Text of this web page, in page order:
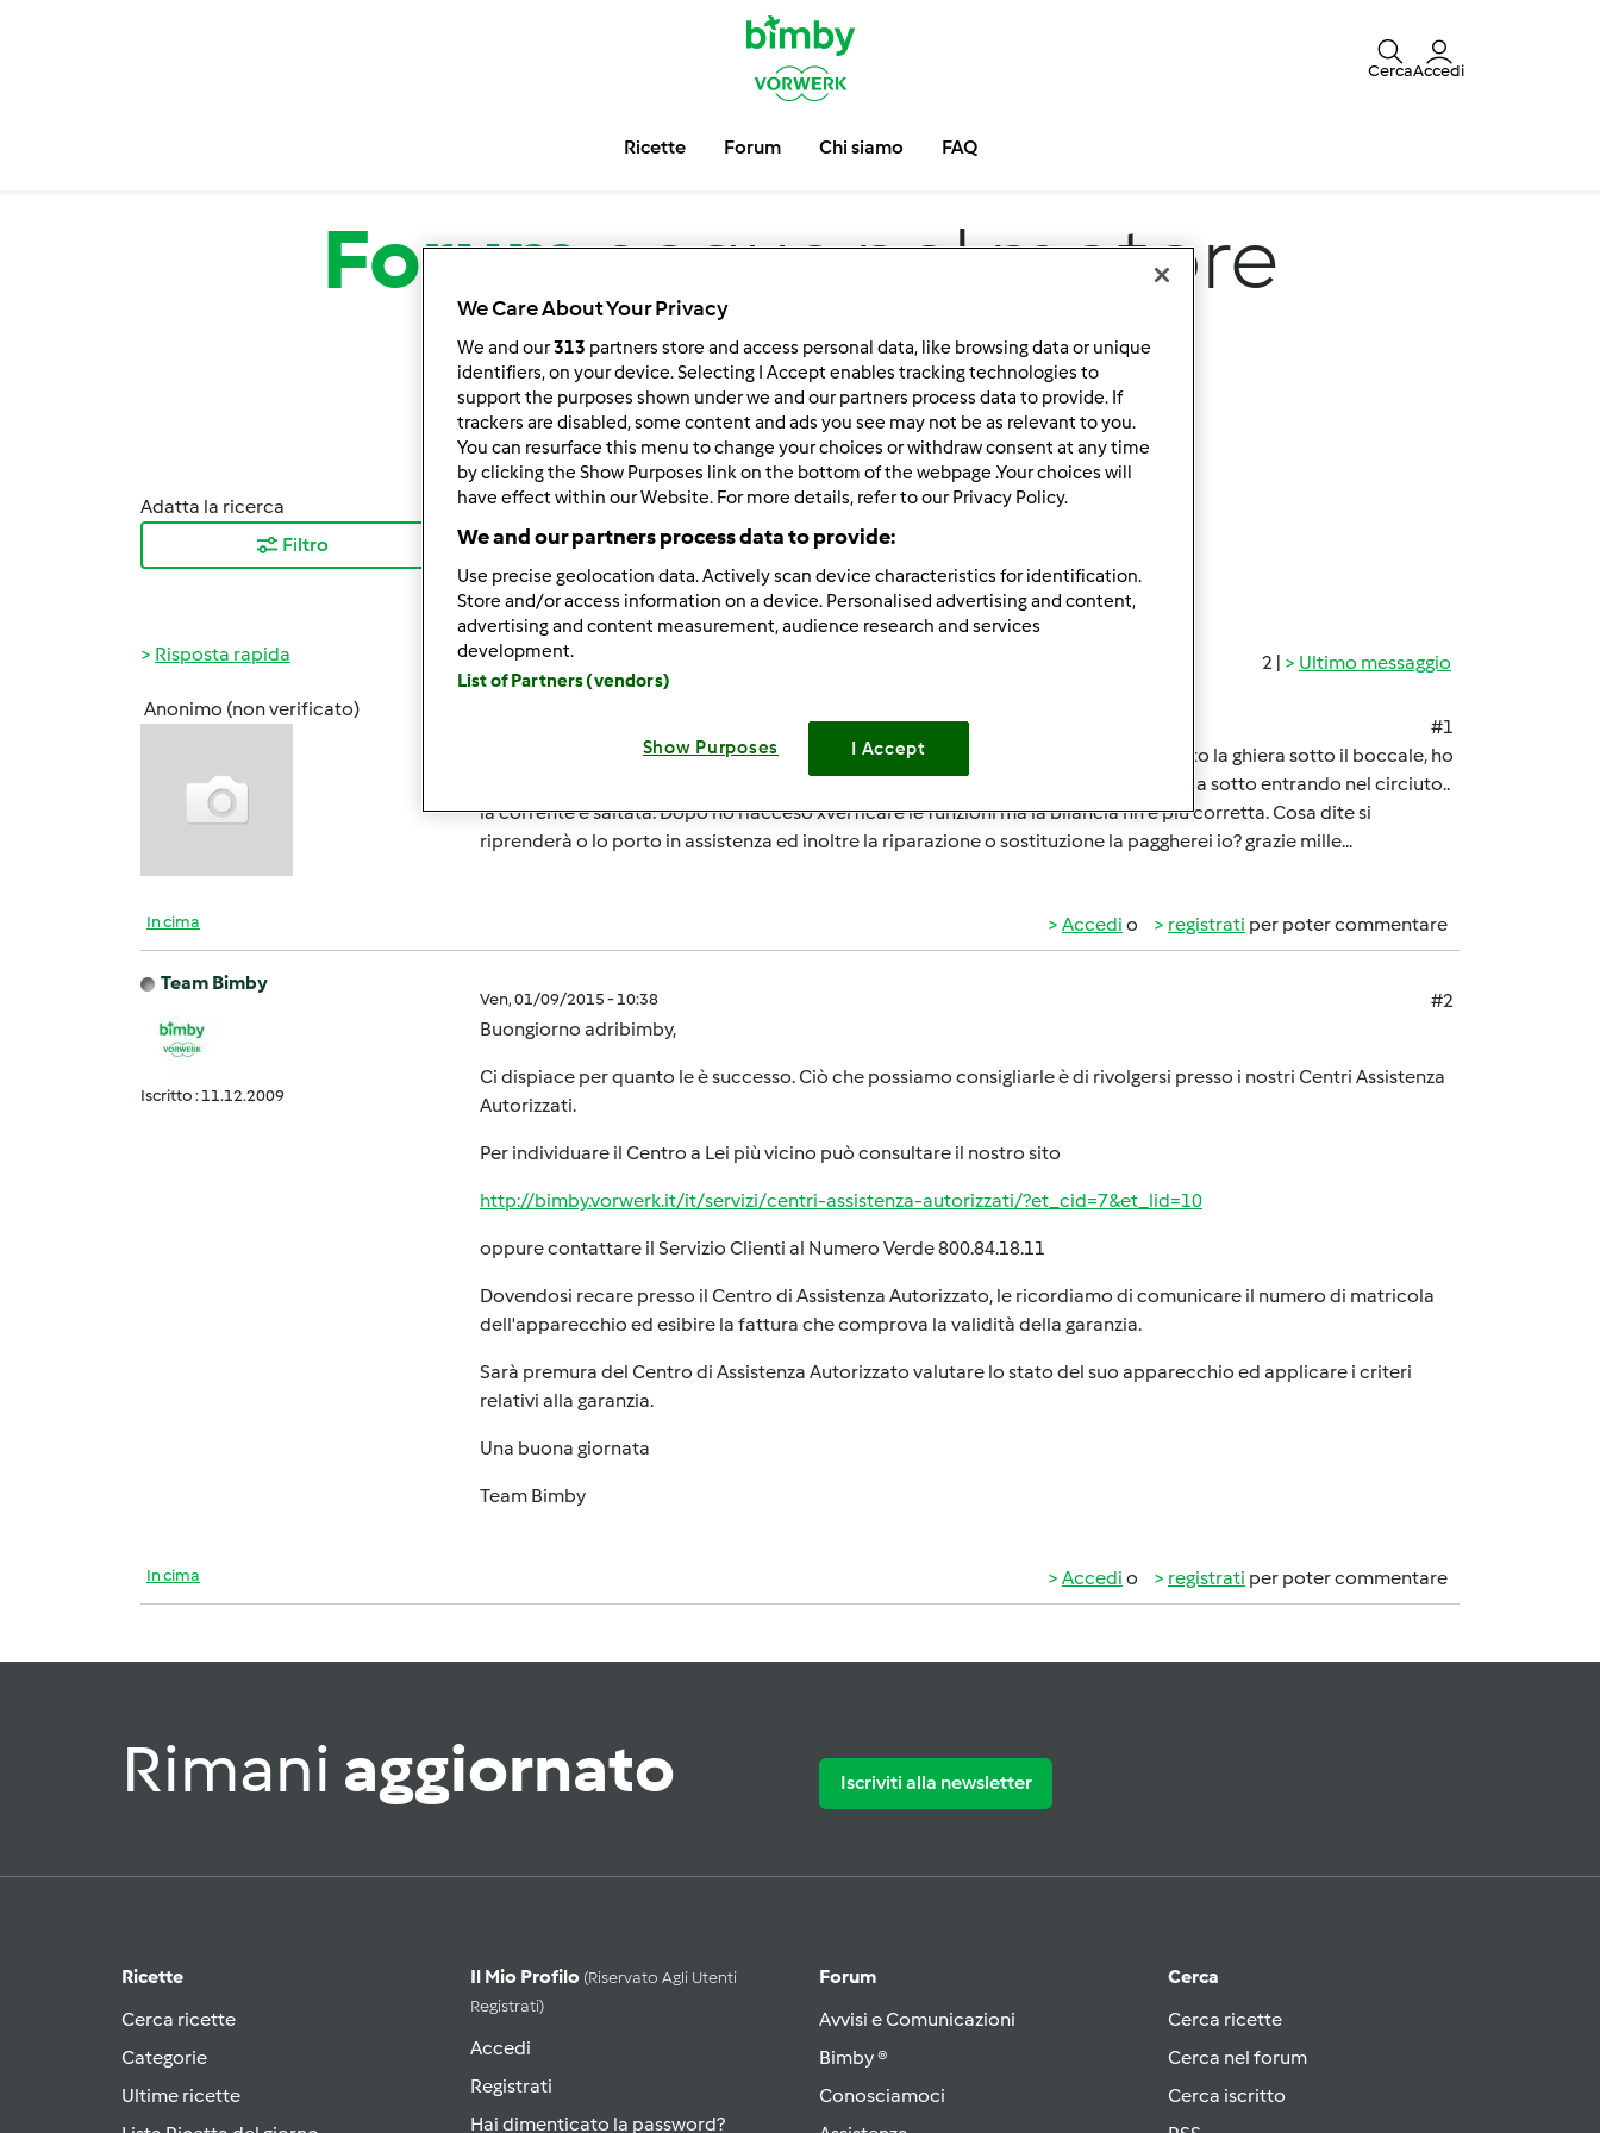
CercaAccedi
Ricette Forum Chi siamo FAQ
Forumacqua nel motore
Adatta la ricerca
Filtro
Ordina per:
I risultati più recenti
Risultati per pagina:
10
2 | Ultimo messaggio
Risposta rapida
Anonimo (non verificato)
#1
Buonasera, ho da poco il tm 5, ma stasera ho combinato un pasticcio. Non ho inserito la ghiera sotto il boccale, ho
versato dell acqua nel boccale x preparare un minestrone e spash è uscita l acqua da sotto entrando nel circiuto..
la corrente è saltata. Dopo ho riacceso xverficare le funzioni ma la bilancia nn è più corretta. Cosa dite si
riprenderà o lo porto in assistenza ed inoltre la riparazione o sostituzione la paggherei io? grazie mille...
In cima Accedi o registrati per poter commentare
Team Bimby
Iscritto : 11.12.2009
Ven, 01/09/2015 - 10:38
#2
Buongiorno adribimby,
Ci dispiace per quanto le è successo. Ciò che possiamo consigliarle è di rivolgersi presso i nostri Centri Assistenza
Autorizzati.
Per individuare il Centro a Lei più vicino può consultare il nostro sito
http://bimby.vorwerk.it/it/servizi/centri-assistenza-autorizzati/?et_cid=7&et_lid=10
oppure contattare il Servizio Clienti al Numero Verde 800.84.18.11
Dovendosi recare presso il Centro di Assistenza Autorizzato, le ricordiamo di comunicare il numero di matricola
dell'apparecchio ed esibire la fattura che comprova la validità della garanzia.
Sarà premura del Centro di Assistenza Autorizzato valutare lo stato del suo apparecchio ed applicare i criteri
relativi alla garanzia.
Una buona giornata
Team Bimby
In cima Accedi o registrati per poter commentare
Rimani aggiornato Iscriviti alla newsletter
Ricette
Cerca ricette
Categorie
Ultime ricette
Il Mio Profilo (riservato Agli Utenti
Registrati)
Accedi
Registrati
Hai dimenticato la password?
Forum
Avvisi e Comunicazioni
Bimby ®
Conosciamoci
Cerca
Cerca ricette
Cerca nel forum
Cerca iscritto
We Care About Your Privacy
We and our313 partners store and access personal data, like browsing data or unique
identifiers, on your device. Selecting I Accept enables tracking technologies to
support the purposes shown under we and our partners process data to provide. If
trackers are disabled, some content and ads you see may not be as relevant to you.
You can resurface this menu to change your choices or withdraw consent at any time
by clicking the Show Purposes link on the bottom of the webpage .Your choices will
have effect within our Website. For more details, refer to our Privacy Policy.
We and our partners process data to provide:
Use precise geolocation data. Actively scan device characteristics for identification.
Store and/or access information on a device. Personalised advertising and content,
advertising and content measurement, audience research and services
development.
List of Partners (vendors)
Show Purposes I Accept